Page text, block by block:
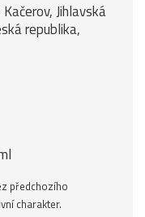
Jihlavská
republika,
předchozího
charakter.